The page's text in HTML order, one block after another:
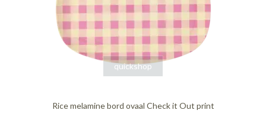
quickshop
Rice melamine bord ovaal Check it Out print